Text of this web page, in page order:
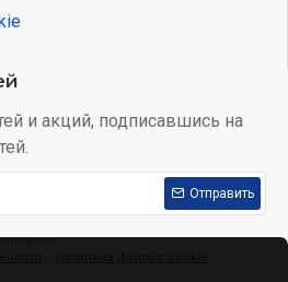
и акций, подписавшись на
Отправить
Политика файлов cookie